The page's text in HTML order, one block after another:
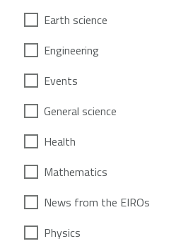
Earth science
Engineering
Events
General science
Health
Mathematics
News from the EIROs
Physics